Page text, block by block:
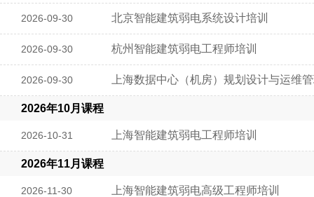
2026-09-30 北京智能建筑弱电系统设计培训
2026-09-30 杭州智能建筑弱电工程师培训
2026-09-30 上海数据中心（机房）规划设计与运维
2026年10月课程
2026-10-31 上海智能建筑弱电工程师培训
2026年11月课程
2026-11-30 上海智能建筑弱电高级工程师培训